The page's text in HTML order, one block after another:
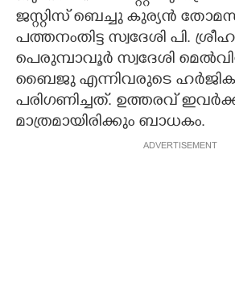
ജസ്റ്റിസ് ബെച്ചു കുര്യൻ തോമസ്
പത്തനംതിട്ട സ്വദേശി പി.
പെരുമ്പാവൂർ സ്വദേശി
ബൈജു എന്നിവരുടെ
പരിഗണിച്ചത്. ഉത്തരവ്
മാത്രമായിരിക്കും ബാധകം.
ADVERTISEMENT